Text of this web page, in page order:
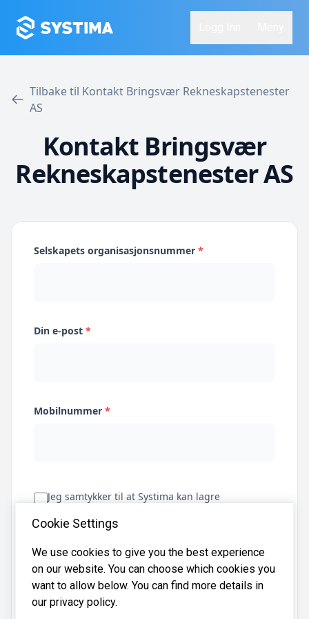
Tilbake til Kontakt Bringsvær Rekneskapstenester
AS
Kontakt Bringsvær
Rekneskapstenester AS
Selskapets organisasjonsnummer *
Din e-post *
Mobilnummer *
Jeg samtykker til at Systima kan lagre
regnskapsbyråer for å hjelpe meg å finne
Få tilbud
Cookie Settings
We use cookies to give you the best experience
on our website. You can choose which cookies you
want to allow below. You can find more details in
our privacy policy.